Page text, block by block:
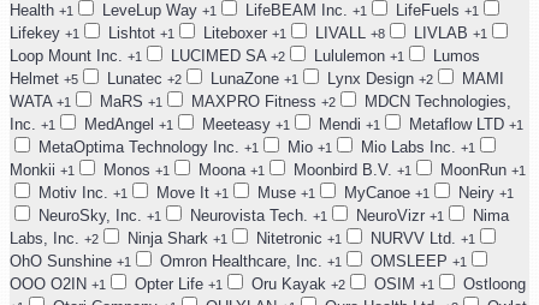
Health +1 LeveLup Way +1 LifeBEAM Inc. +1 LifeFuels +1
Lifekey +1 Lishtot +1 Liteboxer +1 LIVALL +8 LIVLAB +1
Loop Mount Inc. +1 LUCIMED SA +2 Lululemon +1
Lumos
Helmet +5 Lunatec +2 LunaZone +1 Lynx Design +2
MAMI
WATA +1 MaRS +1 MAXPRO Fitness +2
MDCN Technologies,
Inc. +1 MedAngel +1 Meeteasy +1 Mendi +1 Metaflow LTD +1
MetaOptima Technology Inc. +1 Mio +1 Mio Labs Inc. +1
Monkii +1 Monos +1 Moona +1 Moonbird B.V. +1 MoonRun +1
Motiv Inc. +1 Move It +1 Muse +1 MyCanoe +1 Neiry +1
NeuroSky, Inc. +1 Neurovista Tech. +1 NeuroVizr +1
Nima
Labs, Inc. +2 Ninja Shark +1 Nitetronic +1 NURVV Ltd. +1
OhO Sunshine +1 Omron Healthcare, Inc. +1 OMSLEEP +1
OOO O2IN +1 Opter Life +1 Oru Kayak +2 OSIM +1 Ostloong